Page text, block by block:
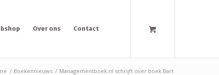
Over ons Contact
/ Boekennieuws / Managementboek.nl schrijft over boek Bart